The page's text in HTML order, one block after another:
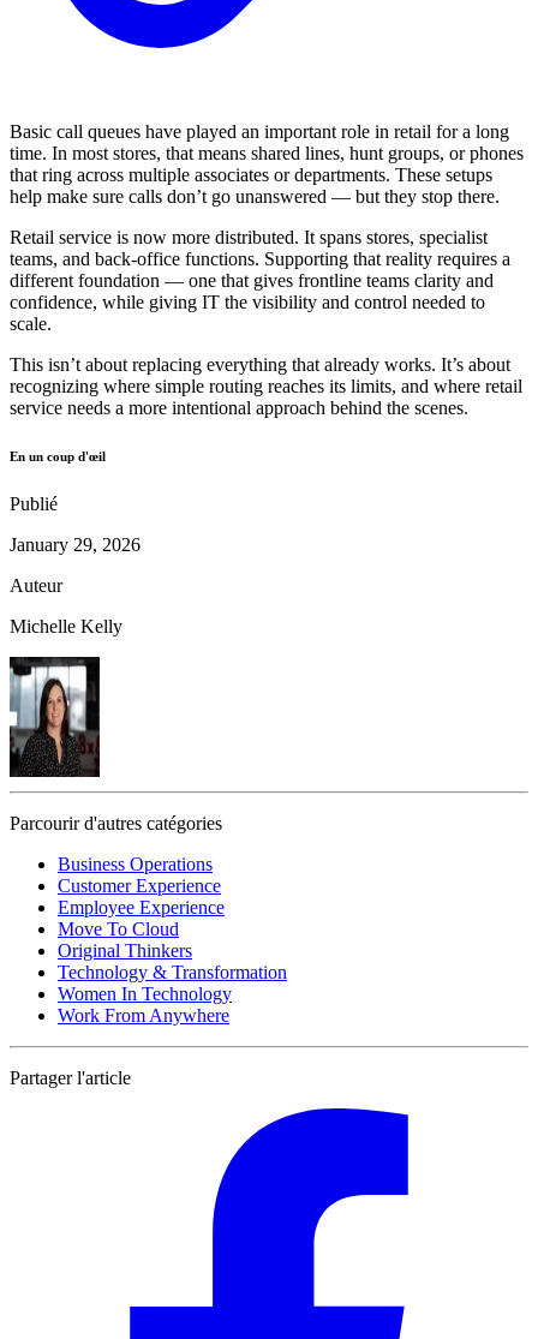
Basic call queues have played an important role in retail for a long
time. In most stores, that means shared lines, hunt groups, or phones
that ring across multiple associates or departments. These setups
help make sure calls don’t go unanswered — but they stop there.
Retail service is now more distributed. It spans stores, specialist
teams, and back-office functions. Supporting that reality requires a
different foundation — one that gives frontline teams clarity and
confidence, while giving IT the visibility and control needed to
scale.
This isn’t about replacing everything that already works. It’s about
recognizing where simple routing reaches its limits, and where retail
service needs a more intentional approach behind the scenes.
En un coup d'œil
Publié
January 29, 2026
Auteur
Michelle Kelly
Parcourir d'autres catégories
Business Operations
Customer Experience
Employee Experience
Move To Cloud
Original Thinkers
Technology & Transformation
Women In Technology
Work From Anywhere
Partager l'article